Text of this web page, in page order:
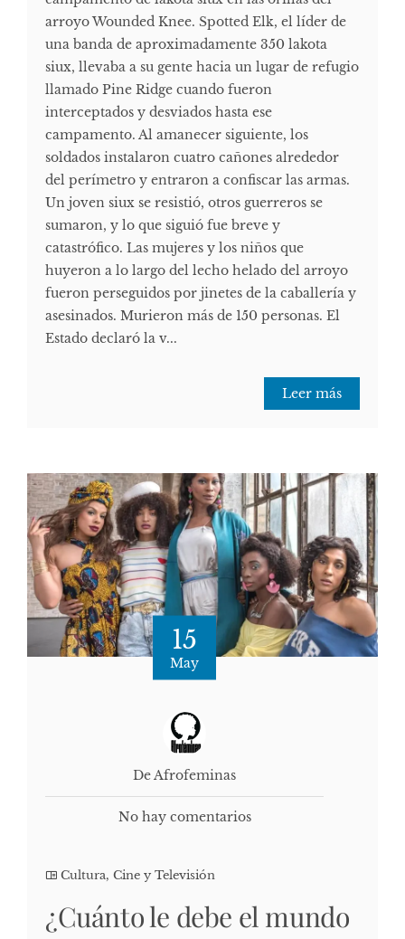
arroyo Wounded Knee. Spotted Elk, el líder de
una banda de aproximadamente 350 lakota
siux, llevaba a su gente hacia un lugar de refugio
llamado Pine Ridge cuando fueron
interceptados y desviados hasta ese
campamento. Al amanecer siguiente, los
soldados instalaron cuatro cañones alrededor
del perímetro y entraron a confiscar las armas.
Un joven siux se resistió, otros guerreros se
sumaron, y lo que siguió fue breve y
catastrófico. Las mujeres y los niños que
huyeron a lo largo del lecho helado del arroyo
fueron perseguidos por jinetes de la caballería y
asesinados. Murieron más de 150 personas. El
Estado declaró la v...
Leer más
15
May
De Afrofeminas
No hay comentarios
Cultura, Cine y Televisión
¿Cuánto le debe el mundo